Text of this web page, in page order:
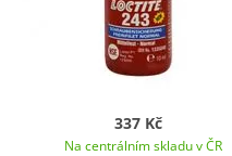
337 Kč
Na centrálním skladu v ČR